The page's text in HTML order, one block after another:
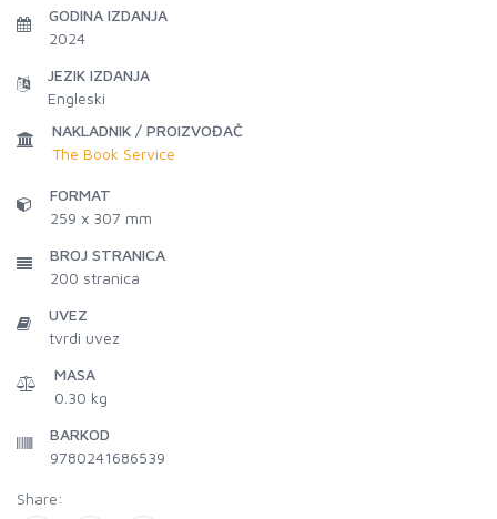
GODINA IZDANJA
2024
JEZIK IZDANJA
Engleski
NAKLADNIK / PROIZVOĐAČ
The Book Service
FORMAT
259 x 307 mm
BROJ STRANICA
200 stranica
UVEZ
tvrdi uvez
MASA
0.30 kg
BARKOD
9780241686539
Share: